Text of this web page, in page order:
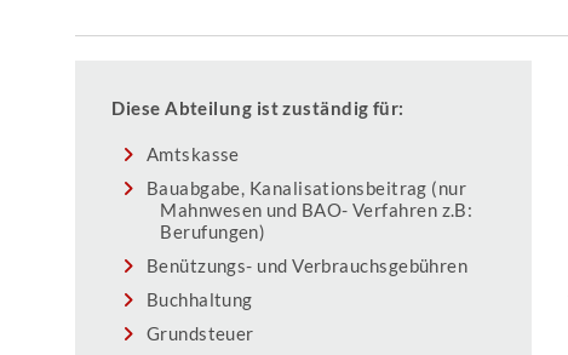
Diese Abteilung ist zuständig für:
Amtskasse
Bauabgabe, Kanalisationsbeitrag (nur
Mahnwesen und BAO- Verfahren z.B:
Berufungen)
Benützungs- und Verbrauchsgebühren
Buchhaltung
Grundsteuer